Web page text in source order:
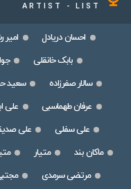
ARTIST - LIST
احسان دریادل امیر
بابک خانقلی
سالار صفرزاده
سعید
عرفان طهماسبی
علی
علی سفلی
علی
ماکان بند
متیار
مرتضی سرمدی